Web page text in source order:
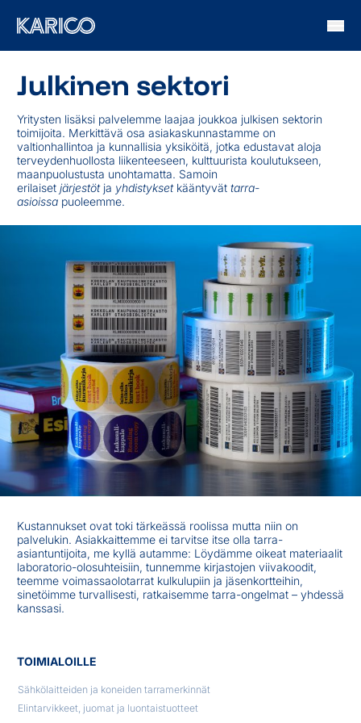
TOIMIALOILLE
Sähkölaitteiden ja koneiden tarramerkinnät
Elintarvikkeet, juomat ja luontaistuotteet
Julkinen sektori
Yritysten lisäksi palvelemme laajaa joukkoa julkisen sektorin
toimijoita. Merkittävä osa asiakaskunnastamme on
valtionhallintoa ja kunnallisia yksiköitä, jotka edustavat aloja
terveydenhuollosta liikenteeseen, kulttuurista koulutukseen,
maanpuolustusta unohtamatta. Samoin
erilaiset järjestötja yhdistyksetkääntyvät tarra-
asioissa puoleemme.
Kustannukset ovat toki tärkeässä roolissa mutta niin on
palvelukin. Asiakkaittemme ei tarvitse itse olla tarra-
asiantuntijoita, me kyllä autamme: Löydämme oikeat materiaalit
laboratorio-olosuhteisiin, tunnemme kirjastojen viivakoodit,
teemme voimassaolotarrat kulkulupiin ja jäsenkortteihin,
sinetöimme turvallisesti, ratkaisemme tarra-ongelmat – yhdessä
kanssasi.